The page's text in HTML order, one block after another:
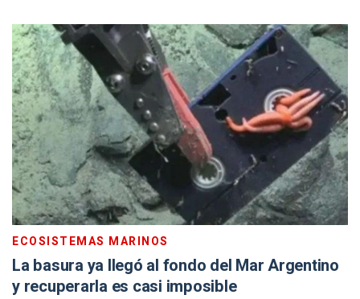
ECOSISTEMAS MARINOS
La basura ya llegó al fondo del Mar Argentino
y recuperarla es casi imposible